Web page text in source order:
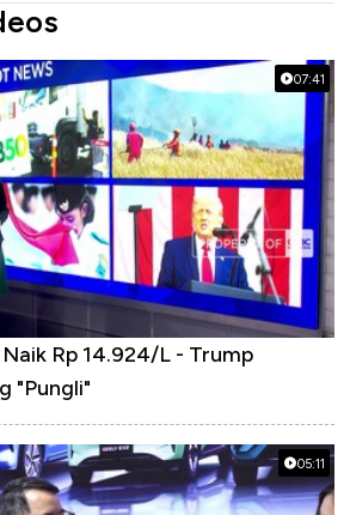
07:41
Rp 14.924/L - Trump
"Pungli"
05:11